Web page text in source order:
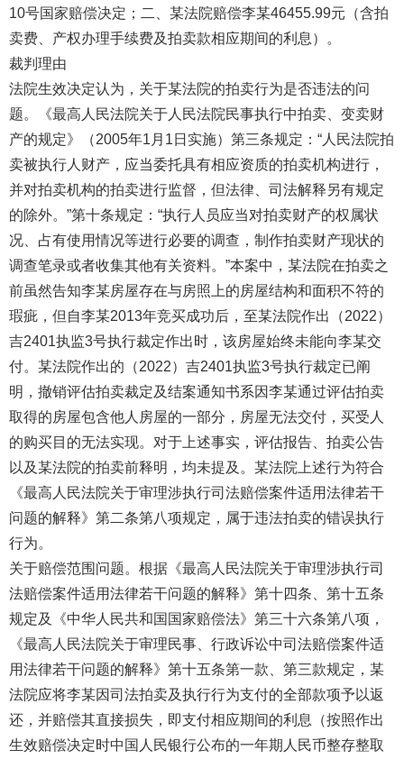
10号国家赔偿决定；二、某法院赔偿李某46455.99元（含拍
卖费、产权办理手续费及拍卖款相应期间的利息）。
裁判理由
法院生效决定认为，关于某法院的拍卖行为是否违法的问
题。《最高人民法院关于人民法院民事执行中拍卖、变卖财
产的规定》（2005年1月1日实施）第三条规定：“人民法院拍
卖被执行人财产，应当委托具有相应资质的拍卖机构进行，
并对拍卖机构的拍卖进行监督，但法律、司法解释另有规定
的除外。”第十条规定：“执行人员应当对拍卖财产的权属状
况、占有使用情况等进行必要的调查，制作拍卖财产现状的
调查笔录或者收集其他有关资料。”本案中，某法院在拍卖之
前虽然告知李某房屋存在与房照上的房屋结构和面积不符的
瑕疵，但自李某2013年竞买成功后，至某法院作出（2022）
吉2401执监3号执行裁定作出时，该房屋始终未能向李某交
付。某法院作出的（2022）吉2401执监3号执行裁定已阐
明，撤销评估拍卖裁定及结案通知书系因李某通过评估拍卖
取得的房屋包含他人房屋的一部分，房屋无法交付，买受人
的购买目的无法实现。对于上述事实，评估报告、拍卖公告
以及某法院的拍卖前释明，均未提及。某法院上述行为符合
《最高人民法院关于审理涉执行司法赔偿案件适用法律若干
问题的解释》第二条第八项规定，属于违法拍卖的错误执行
行为。
关于赔偿范围问题。根据《最高人民法院关于审理涉执行司
法赔偿案件适用法律若干问题的解释》第十四条、第十五条
规定及《中华人民共和国国家赔偿法》第三十六条第八项，
《最高人民法院关于审理民事、行政诉讼中司法赔偿案件适
用法律若干问题的解释》第十五条第一款、第三款规定，某
法院应将李某因司法拍卖及执行行为支付的全部款项予以返
还，并赔偿其直接损失，即支付相应期间的利息（按照作出
生效赔偿决定时中国人民银行公布的一年期人民币整存整取